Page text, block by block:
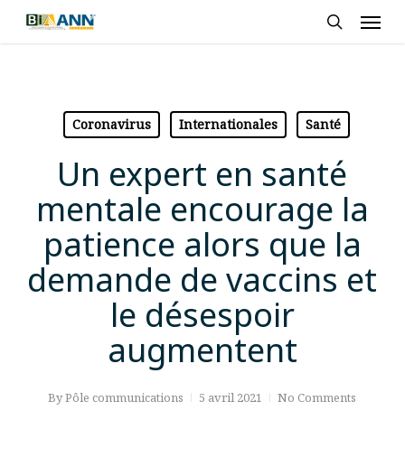
Skip
Coronavirus Internationales Santé
Un expert en santé
mentale encourage la
patience alors que la
demande de vaccins et
le désespoir
augmentent
ByPôle communications 5 avril 2021 No Comments